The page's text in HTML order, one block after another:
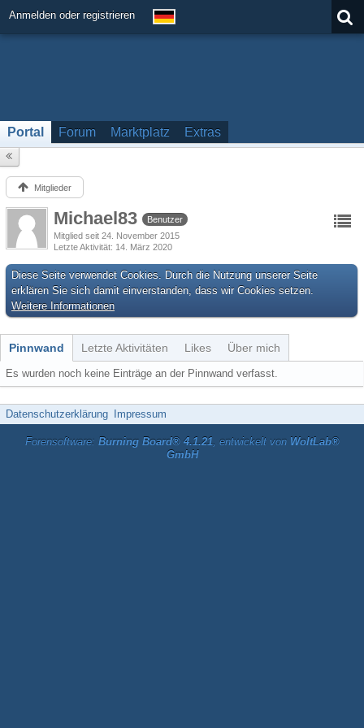
Anmelden oder registrieren
Portal Forum Marktplatz Extras
Mitglieder
Michael83
Benutzer
Mitglied seit 24. November 2015
Letzte Aktivität 14. März 2020
Diese Seite verwendet Cookies. Durch die Nutzung unserer Seite
erklären Sie sich damit einverstanden, dass wir Cookies setzen.
Weitere Informationen
Pinnwand Letzte Aktivitäten Likes Über mich
Es wurden noch keine Einträge an der Pinnwand verfasst.
Datenschutzerklärung Impressum
Forensoftware: Burning Board® 4.1.21, entwickelt von WoltLab®
GmbH